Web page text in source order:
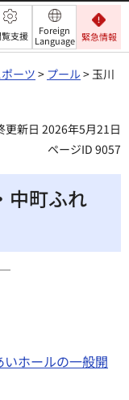
覧支援
Foreign
Language 緊急情報
ーツ > プール > 玉川
更新日 2026年5月21日
ページID 9057
中町ふれ
ホールの一般開